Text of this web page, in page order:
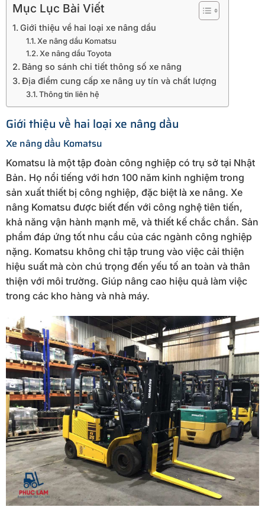
Mục Lục Bài Viết
Giới thiệu về hai loại xe nâng dầu
Xe nâng dầu Komatsu
Xe nâng dầu Toyota
Bảng so sánh chi tiết thông số xe nâng
Địa điểm cung cấp xe nâng uy tín và chất lượng
Thông tin liên hệ
Giới thiệu về hai loại xe nâng dầu
Xe nâng dầu Komatsu
Komatsu là một tập đoàn công nghiệp có trụ sở tại Nhật
Bản. Họ nổi tiếng với hơn 100 năm kinh nghiệm trong
sản xuất thiết bị công nghiệp, đặc biệt là xe nâng. Xe
nâng Komatsu được biết đến với công nghệ tiên tiến,
khả năng vận hành mạnh mẽ, và thiết kế chắc chắn. Sản
phẩm đáp ứng tốt nhu cầu của các ngành công nghiệp
nặng. Komatsu không chỉ tập trung vào việc cải thiện
hiệu suất mà còn chú trọng đến yếu tố an toàn và thân
thiện với môi trường. Giúp nâng cao hiệu quả làm việc
trong các kho hàng và nhà máy.